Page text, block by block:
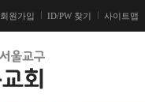
회원가입 ID/PW 찾기 사이트맵